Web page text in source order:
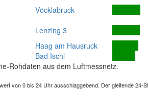
Vöcklabruck
Lenzing 3
Haag am Hausruck
Bad Ischl
Rohdaten aus dem Luftmessnetz.
von 0 bis 24 Uhr ausschlaggebend. Der gleitende 24-